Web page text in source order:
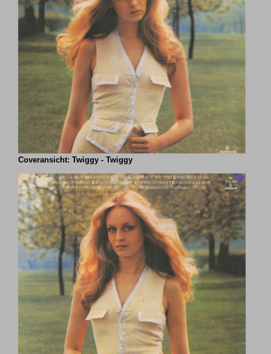
Coveransicht: Twiggy - Twiggy